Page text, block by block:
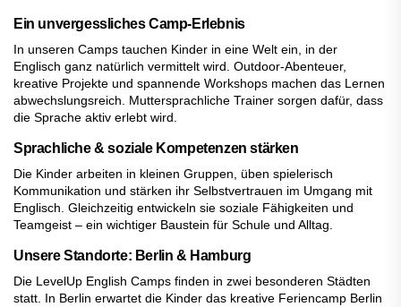
Ein unvergessliches Camp-Erlebnis
In unseren Camps tauchen Kinder in eine Welt ein, in der
Englisch ganz natürlich vermittelt wird. Outdoor-Abenteuer,
kreative Projekte und spannende Workshops machen das Lernen
abwechslungsreich. Muttersprachliche Trainer sorgen dafür, dass
die Sprache aktiv erlebt wird.
Sprachliche & soziale Kompetenzen stärken
Die Kinder arbeiten in kleinen Gruppen, üben spielerisch
Kommunikation und stärken ihr Selbstvertrauen im Umgang mit
Englisch. Gleichzeitig entwickeln sie soziale Fähigkeiten und
Teamgeist – ein wichtiger Baustein für Schule und Alltag.
Unsere Standorte: Berlin & Hamburg
Die LevelUp English Camps finden in zwei besonderen Städten
statt. In Berlin erwartet die Kinder das kreative Feriencamp Berlin